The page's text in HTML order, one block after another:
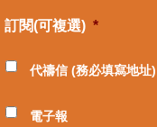
訂閱(可複選) *
代禱信 (務必填寫地址)
電子報